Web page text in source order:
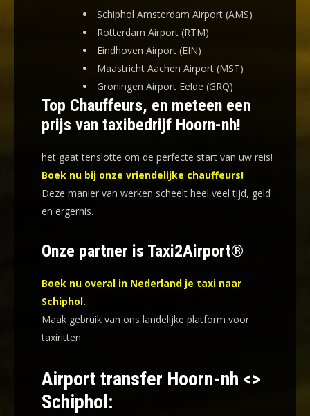
Schiphol Amsterdam Airport (AMS)
Rotterdam Airport (RTM)
Eindhoven Airport (EIN)
Maastricht Aachen Airport (MST)
Groningen Airport Eelde (GRQ)
Top Chauffeurs, en meteen een
prijs van taxibedrijf Hoorn-nh!
het gaat tenslotte om de perfecte start van uw reis!
Boek nu bij onze vriendelijke chauffeurs!
Deze manier van werken scheelt heel veel tijd, geld
en ergernis.
Onze partner is Taxi2Airport®
Boek nu overal in Nederland je taxi naar
Schiphol.
Maak gebruik van ons landelijke platform voor
taxiritten.
Airport transfer Hoorn-nh <>
Schiphol: